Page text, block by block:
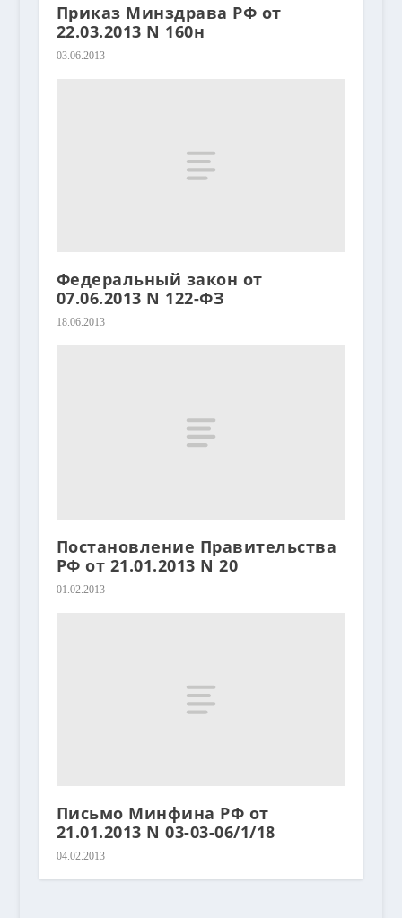
Приказ Минздрава РФ от
22.03.2013 N 160н
03.06.2013
Федеральный закон от
07.06.2013 N 122-ФЗ
18.06.2013
Постановление Правительства
РФ от 21.01.2013 N 20
01.02.2013
Письмо Минфина РФ от
21.01.2013 N 03-03-06/1/18
04.02.2013